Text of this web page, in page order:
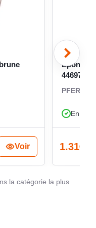
plus propre, plus
inox, aluminium,
version constitue une
finition manuelle et de
Voir
Éponge
44697650
PFERD
En
1.31€
la catégorie la plus